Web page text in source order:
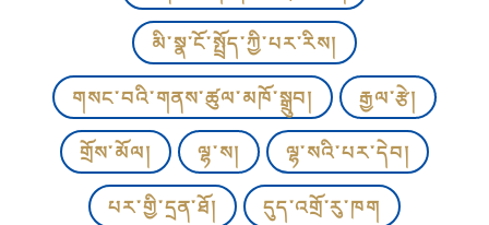
མི་སྣ་ངོ་སྤྲོད་ཀྱི་པར་རིས།
གསང་བའི་གནས་ཚུལ་མཁོ་སྒྲུབ། རྒྱལ་རྩེ།
གྲོས་མོལ། ལྷ་ས། ལྷ་སའི་པར་དེབ།
པར་གྱི་དྲན་ཐོ། དུད་འགྲོ་རུ་ཁག